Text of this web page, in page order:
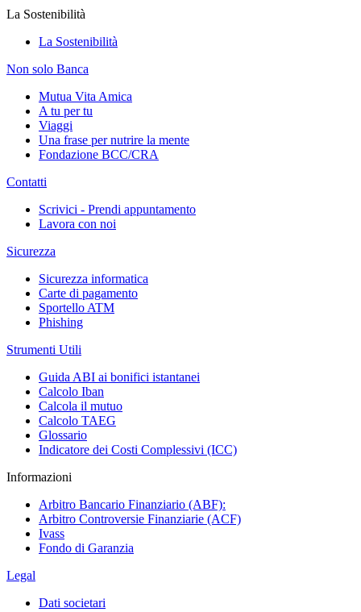
La Sostenibilità
La Sostenibilità
Non solo Banca
Mutua Vita Amica
A tu per tu
Viaggi
Una frase per nutrire la mente
Fondazione BCC/CRA
Contatti
Scrivici - Prendi appuntamento
Lavora con noi
Sicurezza
Sicurezza informatica
Carte di pagamento
Sportello ATM
Phishing
Strumenti Utili
Guida ABI ai bonifici istantanei
Calcolo Iban
Calcola il mutuo
Calcolo TAEG
Glossario
Indicatore dei Costi Complessivi (ICC)
Informazioni
Arbitro Bancario Finanziario (ABF):
Arbitro Controversie Finanziarie (ACF)
Ivass
Fondo di Garanzia
Legal
Dati societari